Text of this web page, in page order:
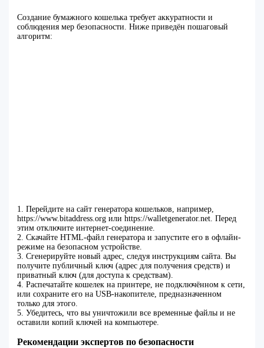
Создание бумажного кошелька требует аккуратности и
соблюдения мер безопасности. Ниже приведён пошаговый
алгоритм:
1. Перейдите на сайт генератора кошельков, например,
https://www.bitaddress.org или https://walletgenerator.net. Перед
этим отключите интернет-соединение.
2. Скачайте HTML-файл генератора и запустите его в офлайн-
режиме на безопасном устройстве.
3. Сгенерируйте новый адрес, следуя инструкциям сайта. Вы
получите публичный ключ (адрес для получения средств) и
приватный ключ (для доступа к средствам).
4. Распечатайте кошелек на принтере, не подключённом к сети,
или сохраните его на USB-накопителе, предназначенном
только для этого.
5. Убедитесь, что вы уничтожили все временные файлы и не
оставили копий ключей на компьютере.
Рекомендации экспертов по безопасности